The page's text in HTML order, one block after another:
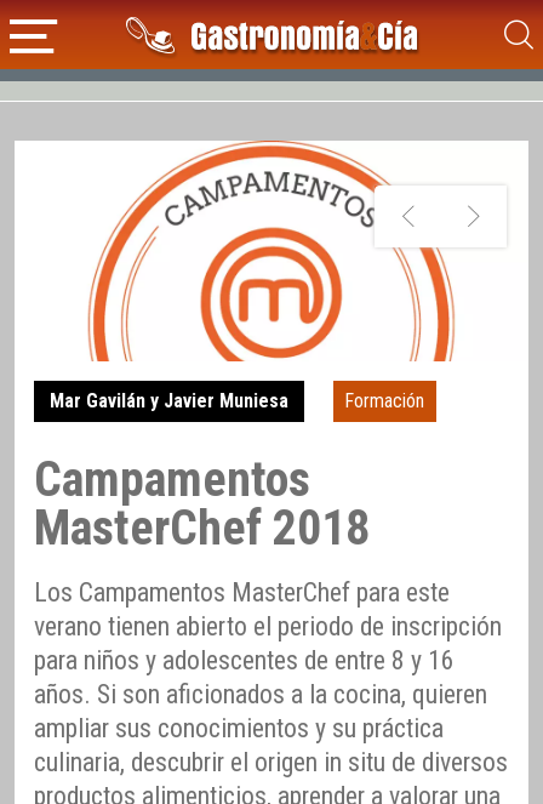
Mar Gavilán y Javier Muniesa Formación
Campamentos
MasterChef 2018
Los Campamentos MasterChef para este
verano tienen abierto el periodo de inscripción
para niños y adolescentes de entre 8 y 16
años. Si son aficionados a la cocina, quieren
ampliar sus conocimientos y su práctica
culinaria, descubrir el origen in situ de diversos
productos alimenticios, aprender a valorar una